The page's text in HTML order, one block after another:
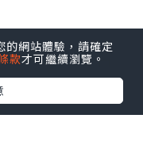
又喜，不只
的緞帶，再點
網站體驗，請確定
款才可繼續瀏覽。